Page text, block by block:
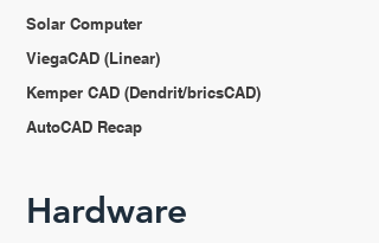
Solar Computer
ViegaCAD (Linear)
Kemper CAD (Dendrit/bricsCAD)
AutoCAD Recap
Hardware